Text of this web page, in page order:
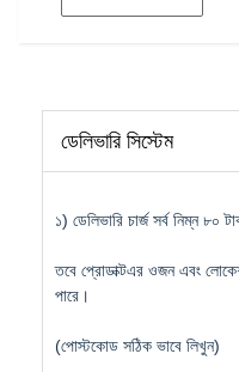
ডেলিভারি সিস্টেম
১) ডেলিভারি চার্জ সর্ব নিম্ন ৮০
তবে প্রোডাক্টএর ওজন এবং
পারে।
(পোস্টকোড সঠিক ভাবে লিখুন)